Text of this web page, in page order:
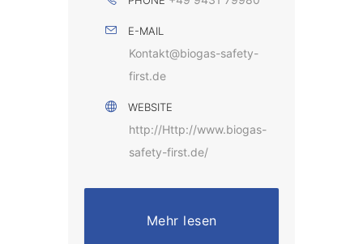
E-MAIL
Kontakt@biogas-safety-
first.de
WEBSITE
http://Http://www.biogas-
safety-first.de/
Mehr lesen